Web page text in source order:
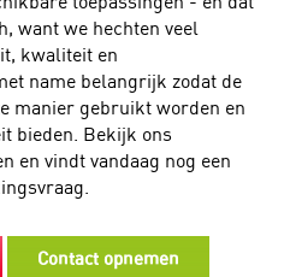
want we hechten veel
kwaliteit en
name belangrijk zodat de
manier gebruikt worden en
bieden. Bekijk ons
en vindt vandaag nog een
Contact opnemen